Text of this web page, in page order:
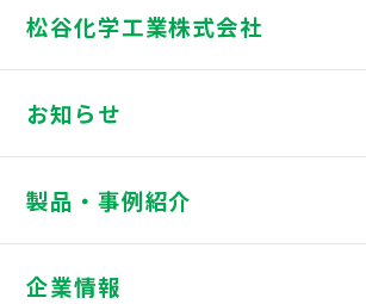
松谷化学工業株式会社
お知らせ
製品・事例紹介
企業情報